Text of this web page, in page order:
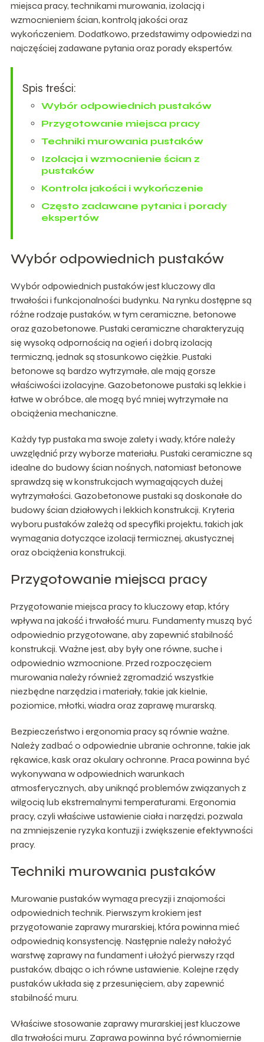
miejsca pracy, technikami murowania, izolacją i
wzmocnieniem ścian, kontrolą jakości oraz
wykończeniem. Dodatkowo, przedstawimy odpowiedzi na
najczęściej zadawane pytania oraz porady ekspertów.
Spis treści:
Wybór odpowiednich pustaków
Przygotowanie miejsca pracy
Techniki murowania pustaków
Izolacja i wzmocnienie ścian z
pustaków
Kontrola jakości i wykończenie
Często zadawane pytania i porady
ekspertów
Wybór odpowiednich pustaków
Wybór odpowiednich pustaków jest kluczowy dla
trwałości i funkcjonalności budynku. Na rynku dostępne są
różne rodzaje pustaków, w tym ceramiczne, betonowe
oraz gazobetonowe. Pustaki ceramiczne charakteryzują
się wysoką odpornością na ogień i dobrą izolacją
termiczną, jednak są stosunkowo ciężkie. Pustaki
betonowe są bardzo wytrzymałe, ale mają gorsze
właściwości izolacyjne. Gazobetonowe pustaki są lekkie i
łatwe w obróbce, ale mogą być mniej wytrzymałe na
obciążenia mechaniczne.
Każdy typ pustaka ma swoje zalety i wady, które należy
uwzględnić przy wyborze materiału. Pustaki ceramiczne są
idealne do budowy ścian nośnych, natomiast betonowe
sprawdzą się w konstrukcjach wymagających dużej
wytrzymałości. Gazobetonowe pustaki są doskonałe do
budowy ścian działowych i lekkich konstrukcji. Kryteria
wyboru pustaków zależą od specyfiki projektu, takich jak
wymagania dotyczące izolacji termicznej, akustycznej
oraz obciążenia konstrukcji.
Przygotowanie miejsca pracy
Przygotowanie miejsca pracy to kluczowy etap, który
wpływa na jakość i trwałość muru. Fundamenty muszą być
odpowiednio przygotowane, aby zapewnić stabilność
konstrukcji. Ważne jest, aby były one równe, suche i
odpowiednio wzmocnione. Przed rozpoczęciem
murowania należy również zgromadzić wszystkie
niezbędne narzędzia i materiały, takie jak kielnie,
poziomice, młotki, wiadra oraz zaprawę murarską.
Bezpieczeństwo i ergonomia pracy są równie ważne.
Należy zadbać o odpowiednie ubranie ochronne, takie jak
rękawice, kask oraz okulary ochronne. Praca powinna być
wykonywana w odpowiednich warunkach
atmosferycznych, aby uniknąć problemów związanych z
wilgocią lub ekstremalnymi temperaturami. Ergonomia
pracy, czyli właściwe ustawienie ciała i narzędzi, pozwala
na zmniejszenie ryzyka kontuzji i zwiększenie efektywności
pracy.
Techniki murowania pustaków
Murowanie pustaków wymaga precyzji i znajomości
odpowiednich technik. Pierwszym krokiem jest
przygotowanie zaprawy murarskiej, która powinna mieć
odpowiednią konsystencję. Następnie należy nałożyć
warstwę zaprawy na fundament i ułożyć pierwszy rząd
pustaków, dbając o ich równe ustawienie. Kolejne rzędy
pustaków układa się z przesunięciem, aby zapewnić
stabilność muru.
Właściwe stosowanie zaprawy murarskiej jest kluczowe
dla trwałości muru. Zaprawa powinna być równomiernie